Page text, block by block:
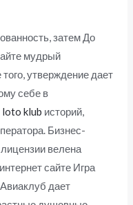
затем До
мудрый
утверждение дает
себе в
loto klub историй,
Бизнес-
велена
сайте Игра
дает